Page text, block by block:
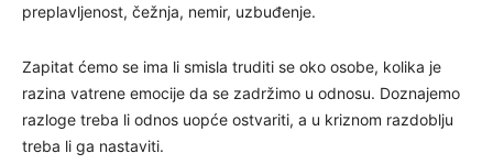
preplavljenost, čežnja, nemir, uzbuđenje.
Zapitat ćemo se ima li smisla truditi se oko osobe, kolika je
razina vatrene emocije da se zadržimo u odnosu. Doznajemo
razloge treba li odnos uopće ostvariti, a u kriznom razdoblju
treba li ga nastaviti.